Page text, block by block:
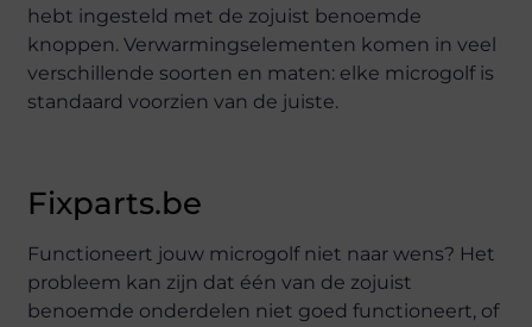
hebt ingesteld met de zojuist benoemde
knoppen. Verwarmingselementen komen in veel
verschillende soorten en maten: elke microgolf is
standaard voorzien van de juiste.
Fixparts.be
Functioneert jouw microgolf niet naar wens? Het
probleem kan zijn dat één van de zojuist
benoemde onderdelen niet goed functioneert, of